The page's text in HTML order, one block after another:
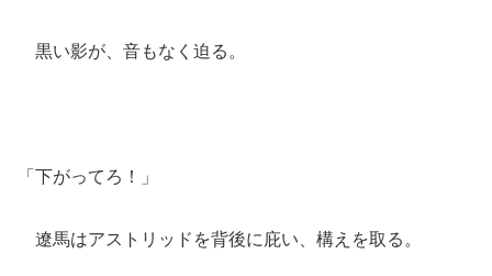
黒い影が、音もなく迫る。
「下がってろ！」
遼馬はアストリッドを背後に庇い、構えを取る。